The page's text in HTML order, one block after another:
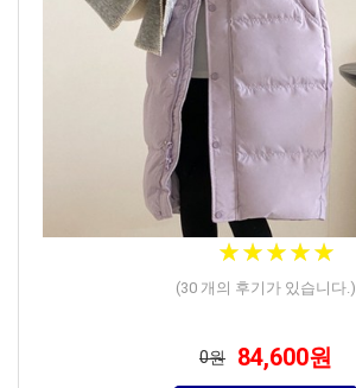
★★★★★
★★★★★
(30 개의 후기가 있습니다.)
0원 84,600원